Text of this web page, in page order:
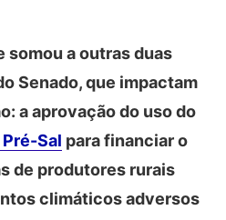
somou a outras duas
Senado, que impactam
a aprovação do uso do
Sal para financiar o
de produtores rurais
climáticos adversos